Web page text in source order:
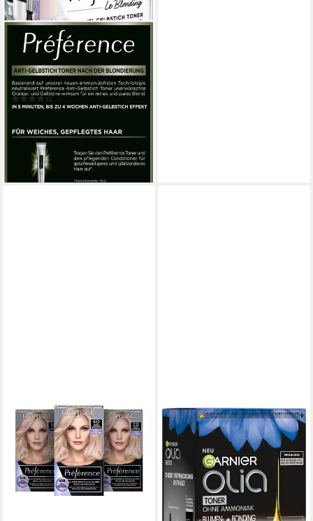
L'ORÉAL PARIS
Coloration PRÉFÉRENCE
HAARFARBE LE BLONDING,
langanhaltender Glanz
(8)
8,99 € UVP
-10%
lieferbar - in 1-2 Werktagen bei dir